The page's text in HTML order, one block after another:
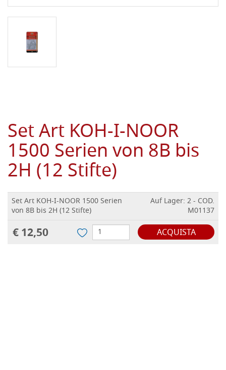
Set Art KOH-I-NOOR
1500 Serien von 8B bis
2H (12 Stifte)
Set Art KOH-I-NOOR 1500 Serien
von 8B bis 2H (12 Stifte)
Auf Lager: 2 - COD.
M01137
€ 12,50 ACQUISTA